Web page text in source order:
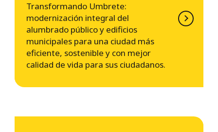
Transformando Umbrete:
modernización integral del
alumbrado público y edificios
municipales para una ciudad más
eficiente, sostenible y con mejor
calidad de vida para sus ciudadanos.